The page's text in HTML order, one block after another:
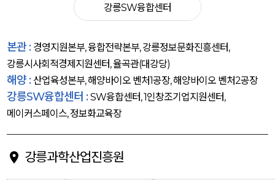
강릉SW융합센터
본관 : 경영지원본부, 융합전략본부, 강릉정보문화진흥센터,
강릉시사회적경제지원센터, 율곡관(대강당)
해양 : 산업육성본부, 해양바이오 벤처1공장, 해양바이오 벤처2공장
강릉SW융합센터 :SW융합센터, 1인창조기업지원센터,
메이커스페이스, 정보화교육장
location_on 강릉과학산업진흥원